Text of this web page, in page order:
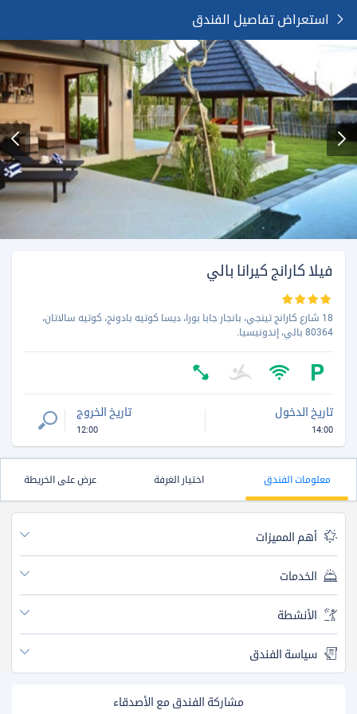
استعراض تفاصيل الفندق
فيلا كارانج كيرانا بالي
18 شارع كارانج تينجي، بانجار جابا بورا، ديسا كوتيه بادونج، كوتيه سالاتان،
80364 بالي، إندونيسيا.
تاريخ الدخول
14:00
تاريخ الخروج
12:00
معلومات الفندق اختيار الغرفة عرض على الخريطة
أهم المميزات
الخدمات
الأنشطة
سياسة الفندق
مشاركة الفندق مع الأصدقاء